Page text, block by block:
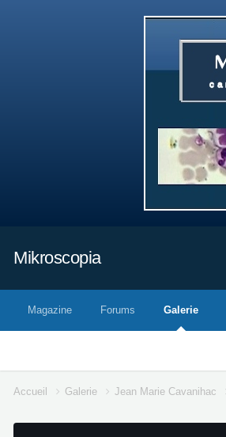
Mikroscopia
Magazine Forums Galerie
Accueil Galerie Jean Marie Cavanihac